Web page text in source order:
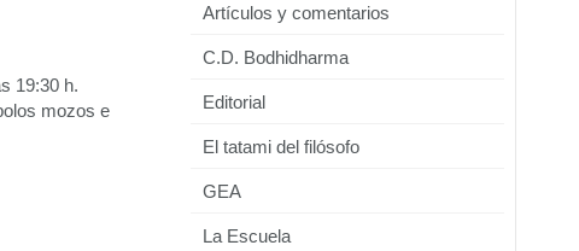
19:30 h.
mozos e
Artículos y comentarios
C.D. Bodhidharma
Editorial
El tatami del filósofo
GEA
La Escuela